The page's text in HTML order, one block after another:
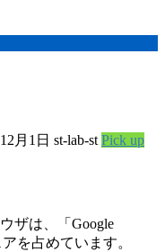
月1日 st-lab-st Pick up
ザは、「Google
を占めています。